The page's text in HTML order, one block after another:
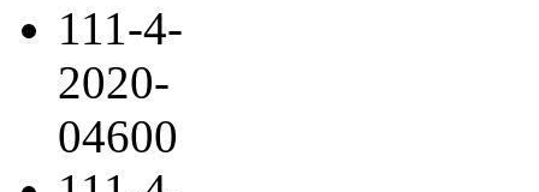
111-4-
2020-
04600